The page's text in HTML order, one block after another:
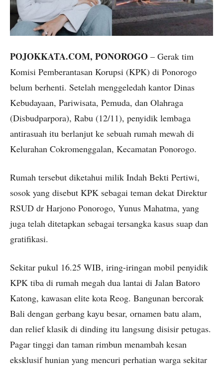
POJOKKATA.COM, PONOROGO – Gerak tim
Komisi Pemberantasan Korupsi (KPK) di Ponorogo
belum berhenti. Setelah menggeledah kantor Dinas
Kebudayaan, Pariwisata, Pemuda, dan Olahraga
(Disbudparpora), Rabu (12/11), penyidik lembaga
antirasuah itu berlanjut ke sebuah rumah mewah di
Kelurahan Cokromenggalan, Kecamatan Ponorogo.
Rumah tersebut diketahui milik Indah Bekti Pertiwi,
sosok yang disebut KPK sebagai teman dekat Direktur
RSUD dr Harjono Ponorogo, Yunus Mahatma, yang
juga telah ditetapkan sebagai tersangka kasus suap dan
gratifikasi.
Sekitar pukul 16.25 WIB, iring-iringan mobil penyidik
KPK tiba di rumah megah dua lantai di Jalan Batoro
Katong, kawasan elite kota Reog. Bangunan bercorak
Bali dengan gerbang kayu besar, ornamen batu alam,
dan relief klasik di dinding itu langsung disisir petugas.
Pagar tinggi dan taman rimbun menambah kesan
eksklusif hunian yang mencuri perhatian warga sekitar